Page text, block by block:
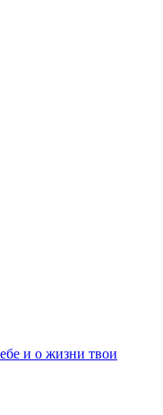
и о жизни твои